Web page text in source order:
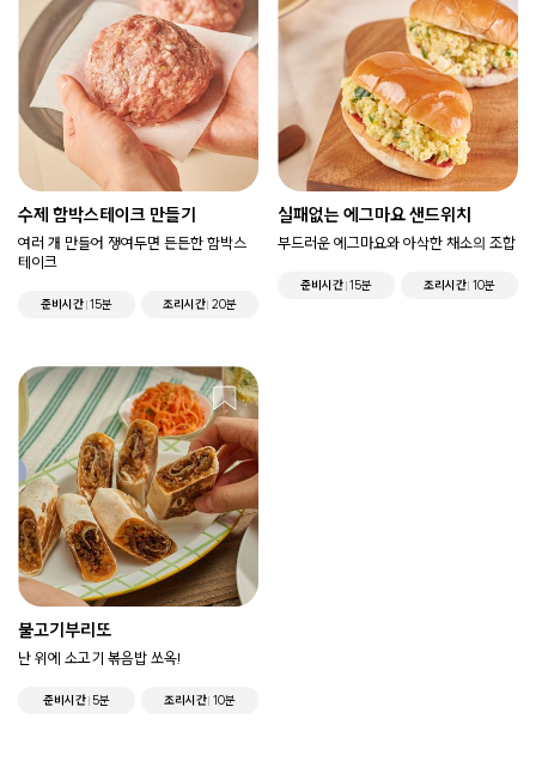
수제 함박스테이크 만들기
여러 개 만들어 쟁여두면 든든한 함박스
테이크
준비시간 15분 조리시간 20분
실패없는 에그마요 샌드위치
부드러운 에그마요와 아삭한 채소의 조합
준비시간 15분 조리시간 10분
불고기부리또
난 위에 소고기 볶음밥 쏘옥!
준비시간 5분 조리시간 10분